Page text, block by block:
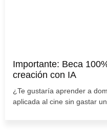
Importante: Beca
creación con IA
¿Te gustaría aprender a
aplicada al cine sin gastar